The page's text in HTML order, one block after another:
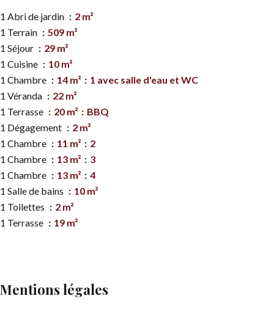
1 Abri de jardin
2 m²
1 Terrain
509 m²
1 Séjour
29 m²
1 Cuisine
10 m²
1 Chambre
14 m²
1 avec salle d'eau et WC
1 Véranda
22 m²
1 Terrasse
20 m²
BBQ
1 Dégagement
2 m²
1 Chambre
11 m²
2
1 Chambre
13 m²
3
1 Chambre
13 m²
4
1 Salle de bains
10 m²
1 Toilettes
2 m²
1 Terrasse
19 m²
Mentions légales